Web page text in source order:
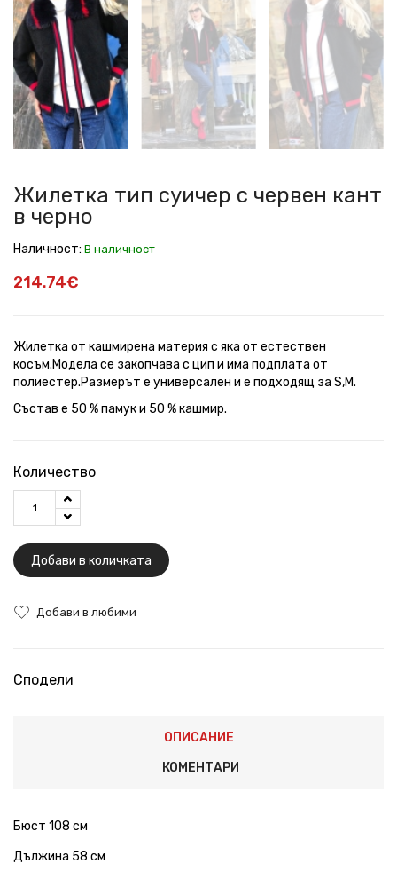
тип
суичер
с
червен
кант
в
черно
тип
суичер
с
червен
кант
в
черно
тип
суичер
с
червен
кант
в
черно
тип
суичер
с
червен
кант
в
черно
тип
суичер
с
червен
кант
в
черно
тип
суичер
с
червен
кант
в
черно
тип
суичер
с
червен
кант
в
черно
тип
суичер
с
червен
кант
в
черно
Жилетка тип суичер с червен кант
в черно
Наличност: В наличност
214.74€
Жилетка от кашмирена материя с яка от естествен
косъм.Модела се закопчава с цип и има подплата от
полиестер.Размерът е универсален и е подходящ за S,M.
Състав е 50 % памук и 50 % кашмир.
Количество
Добави в количката
Добави в любими
Сподели
ОПИСАНИЕ
КОМЕНТАРИ
Бюст 108 см
Дължина 58 см